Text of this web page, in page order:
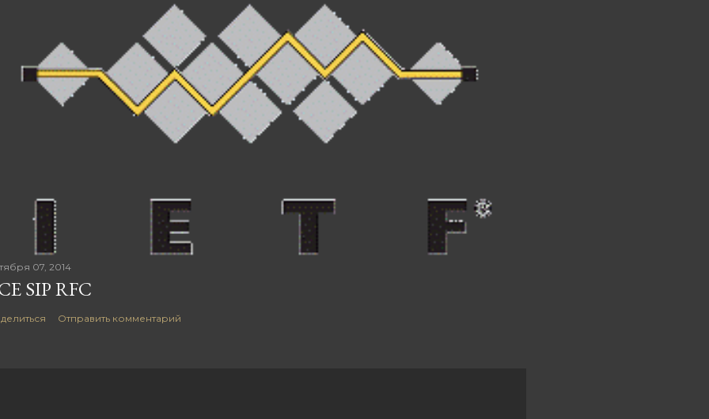
07, 2014
SIP RFC
Отправить комментарий